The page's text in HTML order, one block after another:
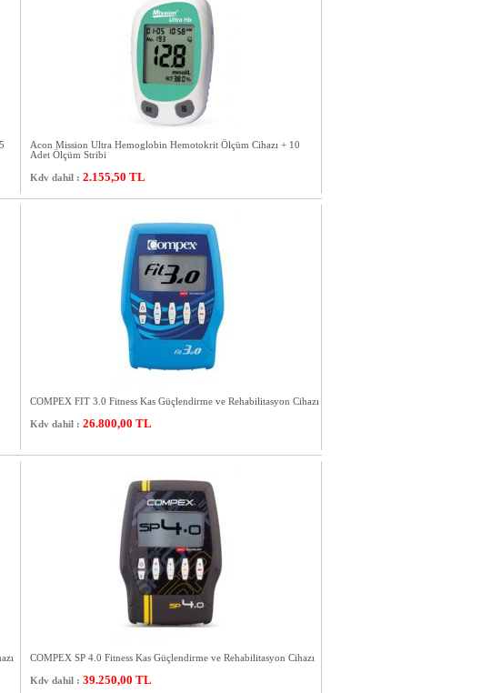
Acon Mission Ultra Hemoglobin Hemotokrit Ölçüm Cihazı + 10
Adet Ölçüm Stribi
Kdv dahil : 2.155,50 TL
COMPEX FIT 3.0 Fitness Kas Güçlendirme ve Rehabilitasyon Cihazı
Kdv dahil : 26.800,00 TL
COMPEX SP 4.0 Fitness Kas Güçlendirme ve Rehabilitasyon Cihazı
Kdv dahil : 39.250,00 TL